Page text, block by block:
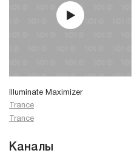
Illuminate Maximizer
Trance
Trance
Каналы